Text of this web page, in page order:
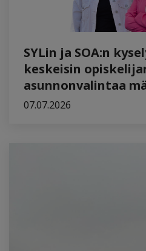
SYLin ja SOA:n
keskeisin
asunnonvalintaa
07.07.2026